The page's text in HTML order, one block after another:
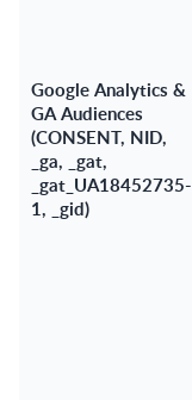
Google Analytics &
GA Audiences
(CONSENT, NID,
_ga, _gat,
_gat_UA18452735-
1, _gid)